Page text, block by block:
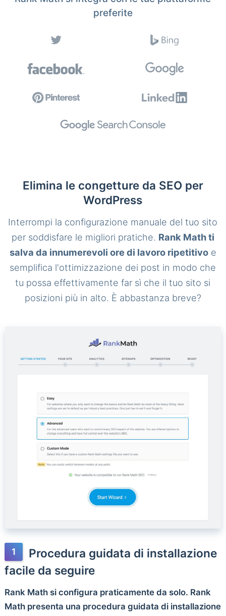
preferite
Elimina le congetture da SEO per
WordPress
Interrompi la configurazione manuale del tuo sito
per soddisfare le migliori pratiche. Rank Math ti
salva da innumerevoli ore di lavoro ripetitivoe
semplifica l'ottimizzazione dei post in modo che
tu possa effettivamente far sì che il tuo sito si
posizioni più in alto. È abbastanza breve?
Procedura guidata di installazione
facile da seguire
Rank Math si configura praticamente da solo. Rank
Math presenta una procedura guidata di installazione